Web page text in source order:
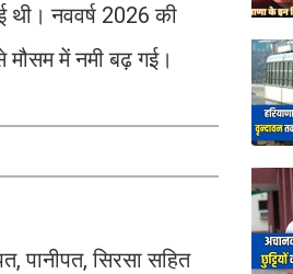
थी। नववर्ष 2026 की
में नमी बढ़ गई।
पानीपत, सिरसा सहित